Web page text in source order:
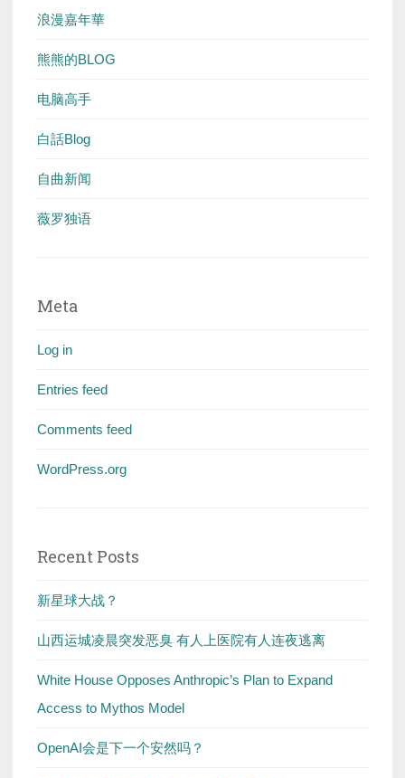
浪漫嘉年華
熊熊的BLOG
电脑高手
白話Blog
自曲新闻
薇罗独语
Meta
Log in
Entries feed
Comments feed
WordPress.org
Recent Posts
新星球大战？
山西运城凌晨突发恶臭 有人上医院有人连夜逃离
White House Opposes Anthropic’s Plan to Expand
Access to Mythos Model
OpenAI会是下一个安然吗？